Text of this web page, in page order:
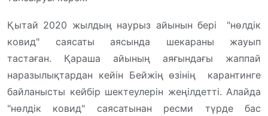
Қытай 2020 жылдың наурыз айынын бері "нөлдік
ковид" саясаты аясында шекараны жауып
тастаған. Қараша айының аяғындағы жаппай
наразылықтардан кейін Бейжің өзінің карантинге
байланысты кейбір шектеулерін жеңілдетті. Алайда
"нөлдік ковид" саясатынан ресми түрде бас